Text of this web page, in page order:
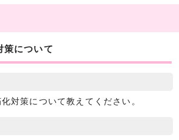
策について
対策について教えてください。